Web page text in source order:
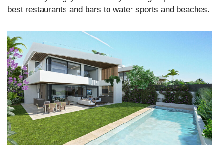
best restaurants and bars to water sports and beaches.